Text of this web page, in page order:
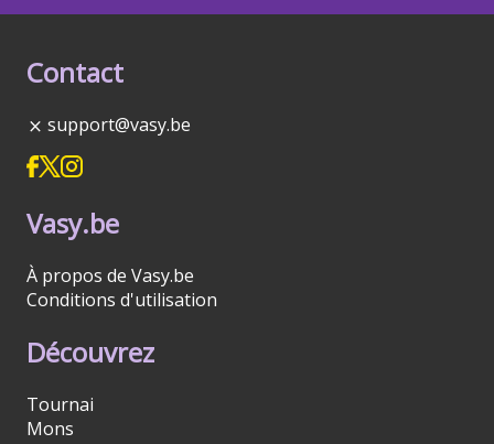
Contact
support@vasy.be
Vasy.be
À propos de Vasy.be
Conditions d'utilisation
Découvrez
Tournai
Mons